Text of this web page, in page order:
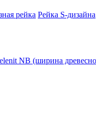
рейка Рейка S-дизайна
NB (ширина